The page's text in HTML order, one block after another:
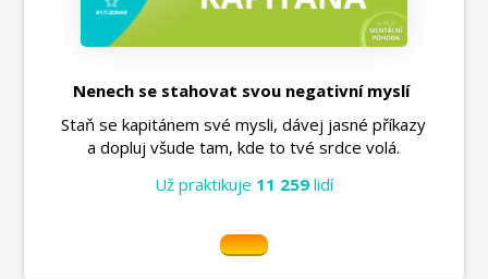
Nenech se stahovat svou negativní myslí
Staň se kapitánem své mysli, dávej jasné příkazy
a dopluj všude tam, kde to tvé srdce volá.
Už praktikuje 11 259 lidí